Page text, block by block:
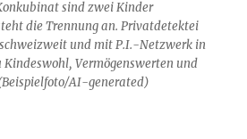
sind zwei Kinder
die Trennung an. Privatdetektei
und mit P.I.-Netzwerk in
Kindeswohl, Vermögenswerten und
AI-generated)